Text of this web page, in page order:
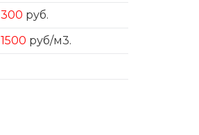
300 руб.
1500 руб/м3.